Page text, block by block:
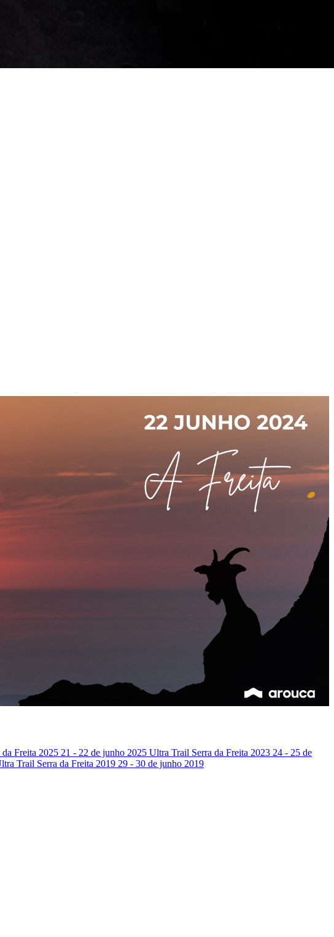
Freita 2025 21 - 22 de junho 2025 Ultra Trail Serra da Freita 2023 24 - 25 de
Trail Serra da Freita 2019 29 - 30 de junho 2019